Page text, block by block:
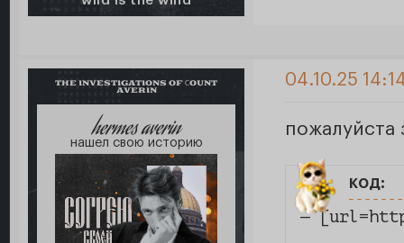
THE INVESTIGATIONS OF СOUNT
AVERIN
hermes averin
нашел свою историю
04.10.25
пожалуйста
код:
—